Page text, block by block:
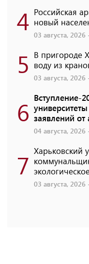
4 Российская
новый
03 августа, 2026
5 В пригороде
воду из
03 августа, 2026
6 Вступление-
заявлений от
04 августа, 2026
7 Харьковский
03 августа, 2026